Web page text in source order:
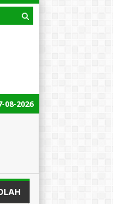
08-2026peran penting santri